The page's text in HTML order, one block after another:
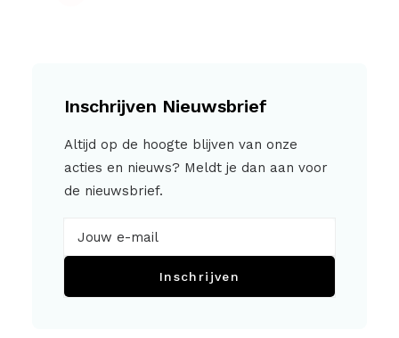
Inschrijven Nieuwsbrief
Altijd op de hoogte blijven van onze
acties en nieuws? Meldt je dan aan voor
de nieuwsbrief.
Inschrijven